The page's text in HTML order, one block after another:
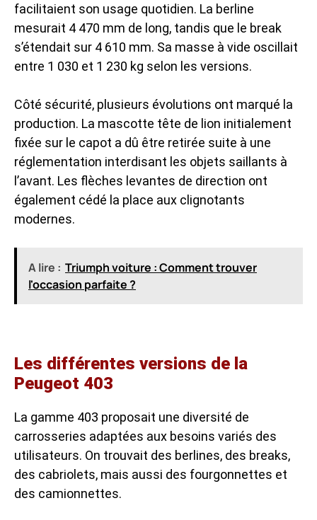
facilitaient son usage quotidien. La berline
mesurait 4 470 mm de long, tandis que le break
s’étendait sur 4 610 mm. Sa masse à vide oscillait
entre 1 030 et 1 230 kg selon les versions.
Côté sécurité, plusieurs évolutions ont marqué la
production. La mascotte tête de lion initialement
fixée sur le capot a dû être retirée suite à une
réglementation interdisant les objets saillants à
l’avant. Les flèches levantes de direction ont
également cédé la place aux clignotants
modernes.
A lire : Triumph voiture : Comment trouver
l'occasion parfaite ?
Les différentes versions de la
Peugeot 403
La gamme 403 proposait une diversité de
carrosseries adaptées aux besoins variés des
utilisateurs. On trouvait des berlines, des breaks,
des cabriolets, mais aussi des fourgonnettes et
des camionnettes.